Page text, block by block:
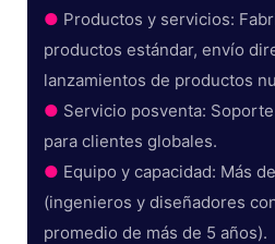
● Productos y servicios:
productos estándar, envío
lanzamientos de productos
● Servicio posventa:
para clientes globales.
● Equipo y capacidad: Más
(ingenieros y diseñadores
promedio de más de 5 años).